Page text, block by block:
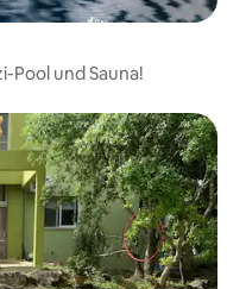
Pool und Sauna!